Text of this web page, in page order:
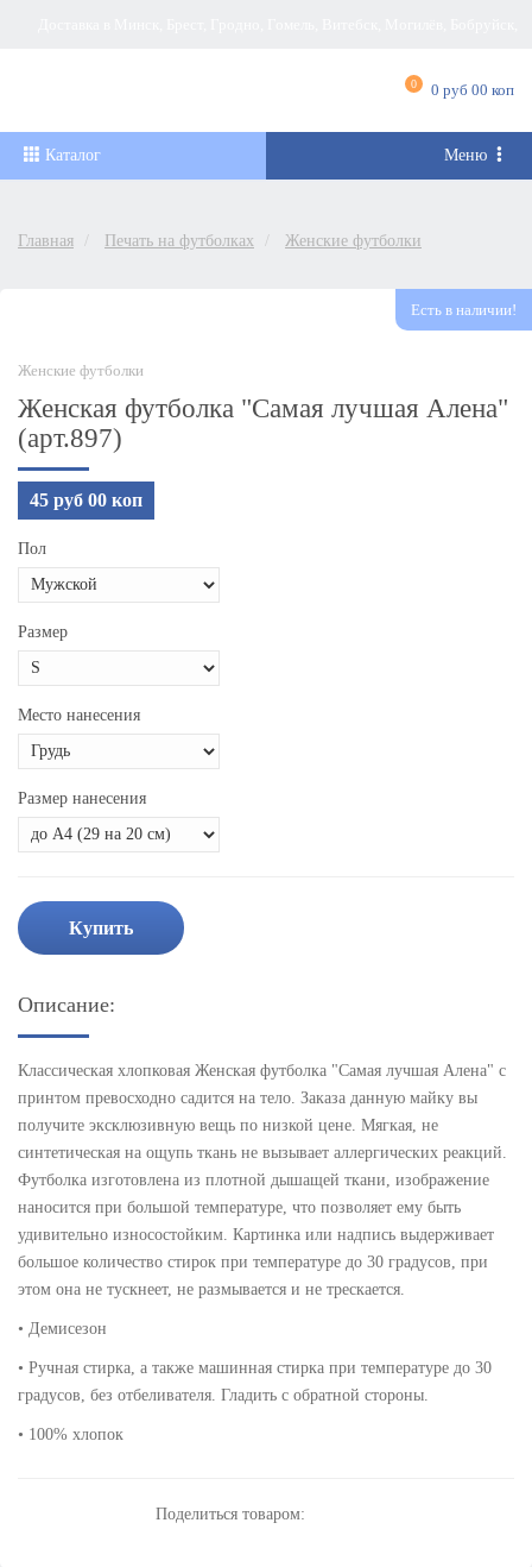
Барановичи, Новополоцк, Пинск, Борисов, Мозырь, Полоцк, Слоним, Лида,
0 0 руб 00 коп
Каталог Меню
Главная Печать на футболках Женские футболки
Есть в наличии!
Женские футболки
Женская футболка "Самая лучшая Алена"
(арт.897)
45 руб 00 коп
Пол
Размер
Место нанесения
Размер нанесения
Купить
Описание:
Классическая хлопковая Женская футболка "Самая лучшая Алена" с
принтом превосходно садится на тело. Заказа данную майку вы
получите эксклюзивную вещь по низкой цене. Мягкая, не
синтетическая на ощупь ткань не вызывает аллергических реакций.
Футболка изготовлена из плотной дышащей ткани, изображение
наносится при большой температуре, что позволяет ему быть
удивительно износостойким. Картинка или надпись выдерживает
большое количество стирок при температуре до 30 градусов, при
этом она не тускнеет, не размывается и не трескается.
• Демисезон
• Ручная стирка, а также машинная стирка при температуре до 30
градусов, без отбеливателя. Гладить с обратной стороны.
• 100% хлопок
Поделиться товаром: